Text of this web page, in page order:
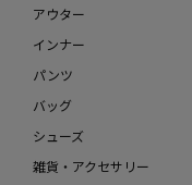
アウター
インナー
パンツ
バッグ
シューズ
雑貨・アクセサリー